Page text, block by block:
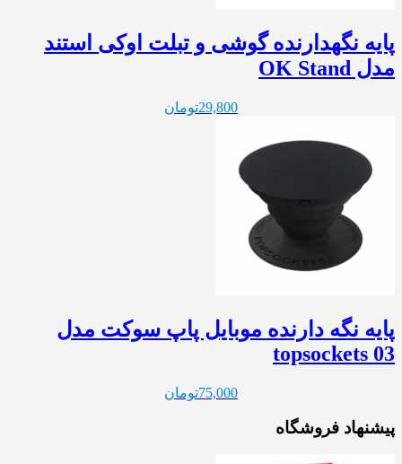
پایه نگهدارنده گوشی و تبلت اوکی استند
مدل OK Stand
29,800تومان
پایه نگه دارنده موبایل پاپ سوکت مدل
topsockets 03
75,000تومان
پیشنهاد فروشگاه